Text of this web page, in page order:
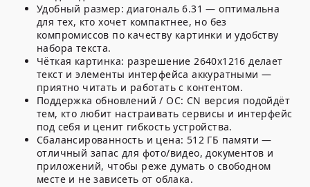
Удобный размер: диагональ6.31 — оптимальна
для тех, кто хочет компактнее, но без
компромиссов по качеству картинки и удобству
набора текста.
Чёткая картинка: разрешение 2640x1216 делает
текст и элементы интерфейса аккуратными —
приятно читать и работать с контентом.
Поддержка обновлений / ОС: CN версия подойдёт
тем, кто любит настраивать сервисы и интерфейс
под себя и ценит гибкость устройства.
Сбалансированность и цена: 512 ГБ памяти —
отличный запас для фото/видео, документов и
приложений, чтобы реже думать о свободном
месте и не зависеть от облака.